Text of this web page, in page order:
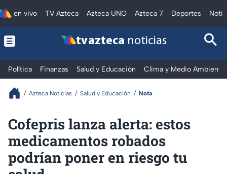
en vivo TV Azteca Azteca UNO Azteca 7 Deportes
tv azteca noticias
Política Finanzas Salud y Educación Clima y Medio Ambiente
Azteca Noticias Salud y Educación Nota
Cofepris lanza alerta: estos
medicamentos robados
podrían poner en riesgo tu